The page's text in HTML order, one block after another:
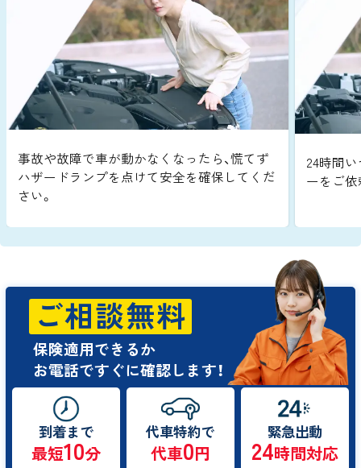
事故や故障で車が動かなくなったら、慌てず
ハザードランプを点けて安全を確保してくだ
さい。
24時間い
ーをご依
ご相談無料
保険適用できるか
お電話ですぐに確認します！
到着まで
最短10分
代車特約で
代車0円
緊急出動
24時間対応